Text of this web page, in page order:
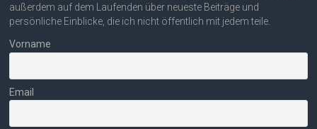
außerdem auf dem Laufenden über neueste Beiträge und
persönliche Einblicke, die ich nicht öffentlich mit jedem teile.
Vorname
Email